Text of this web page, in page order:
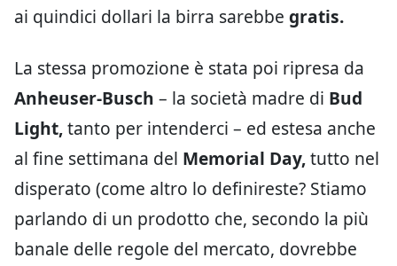
ai quindici dollari la birra sarebbe gratis.
La stessa promozione è stata poi ripresa da
Anheuser-Busch – la società madre di Bud
Light,tanto per intenderci – ed estesa anche
al fine settimana del Memorial Day,tutto nel
disperato (come altro lo definireste? Stiamo
parlando di un prodotto che, secondo la più
banale delle regole del mercato, dovrebbe